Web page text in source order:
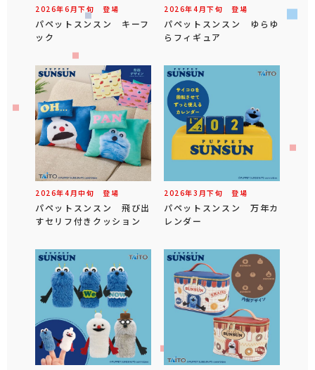
2026年6 月下旬 登場
パペットスンスン キーフ
ック
2026年4 月下旬 登場
パペットスンスン ゆらゆ
らフィギュア
2026年4 月中旬 登場
パペットスンスン 飛び出
すセリフ付きクッション
2026年3 月下旬 登場
パペットスンスン 万年カ
レンダー